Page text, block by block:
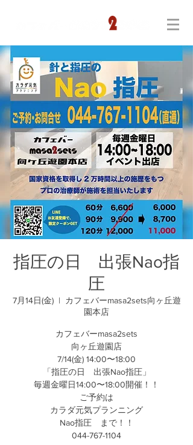
指圧の日 出張Nao指
圧
7月14日(金)
  |
カフェバーmasa2sets向ヶ丘遊
園本店
カフェバーmasa2sets
向ヶ丘遊園店
7/14(金) 14:00〜18:00
「指圧の日 出張Nao指圧」
毎週金曜日14:00〜18:00開催！！
ご予約は
カラダ元気プランニング
Nao指圧 まで！！
044-767-1104